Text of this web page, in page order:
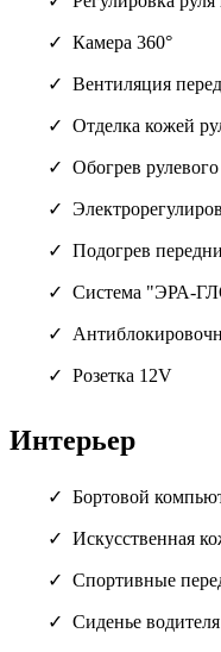
Камера 360°
Вентиляция
Отделка кожей
Обогрев рулевого
Подогрев
Система "ЭРА-
Розетка 12V
Интерьер
Бортовой
Искусственная
Спортивные
Сиденье